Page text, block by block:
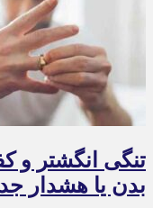
تنگی انگشتر و
بدن یا هشدار